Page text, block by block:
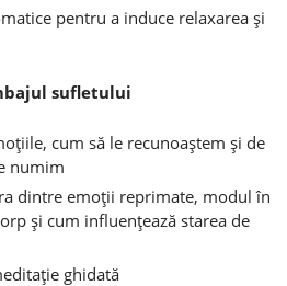
pentru a induce relaxarea şi
sufletului
cum să le recunoaştem şi de
numim
dintre emoţii reprimate, modul în
şi cum influenţează starea de
ghidată